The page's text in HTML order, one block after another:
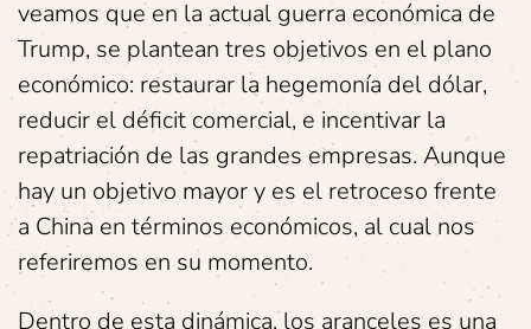
veamos que en la actual guerra económica de
Trump, se plantean tres objetivos en el plano
económico: restaurar la hegemonía del dólar,
reducir el déficit comercial, e incentivar la
repatriación de las grandes empresas. Aunque
hay un objetivo mayor y es el retroceso frente
a China en términos económicos, al cual nos
referiremos en su momento.
Dentro de esta dinámica, los aranceles es una